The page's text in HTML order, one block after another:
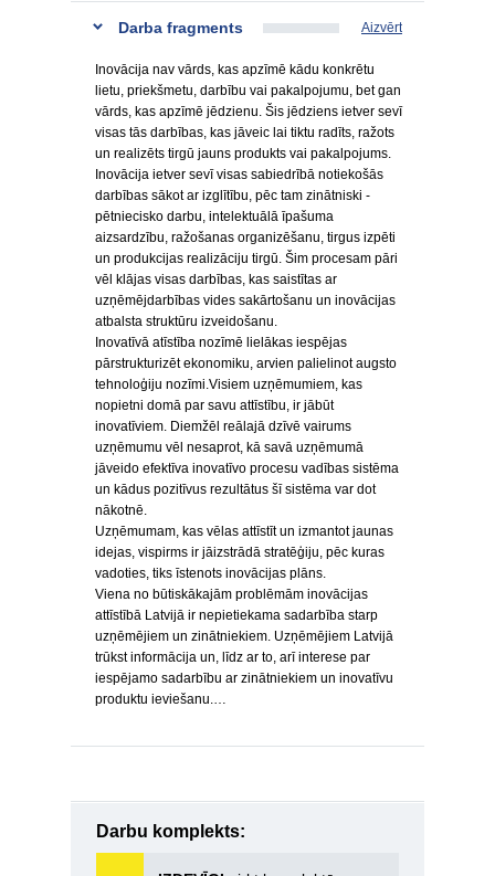
Darba fragments Aizvērt
Inovācija nav vārds, kas apzīmē kādu konkrētu
lietu, priekšmetu, darbību vai pakalpojumu, bet gan
vārds, kas apzīmē jēdzienu. Šis jēdziens ietver sevī
visas tās darbības, kas jāveic lai tiktu radīts, ražots
un realizēts tirgū jauns produkts vai pakalpojums.
Inovācija ietver sevī visas sabiedrībā notiekošās
darbības sākot ar izglītību, pēc tam zinātniski -
pētniecisko darbu, intelektuālā īpašuma
aizsardzību, ražošanas organizēšanu, tirgus izpēti
un produkcijas realizāciju tirgū. Šim procesam pāri
vēl klājas visas darbības, kas saistītas ar
uzņēmējdarbības vides sakārtošanu un inovācijas
atbalsta struktūru izveidošanu.
Inovatīvā atīstība nozīmē lielākas iespējas
pārstrukturizēt ekonomiku, arvien palielinot augsto
tehnoloģiju nozīmi.Visiem uzņēmumiem, kas
nopietni domā par savu attīstību, ir jābūt
inovatīviem. Diemžēl reālajā dzīvē vairums
uzņēmumu vēl nesaprot, kā savā uzņēmumā
jāveido efektīva inovatīvo procesu vadības sistēma
un kādus pozitīvus rezultātus šī sistēma var dot
nākotnē.
Uzņēmumam, kas vēlas attīstīt un izmantot jaunas
idejas, vispirms ir jāizstrādā stratēģiju, pēc kuras
vadoties, tiks īstenots inovācijas plāns.
Viena no būtiskākajām problēmām inovācijas
attīstībā Latvijā ir nepietiekama sadarbība starp
uzņēmējiem un zinātniekiem. Uzņēmējiem Latvijā
trūkst informācija un, līdz ar to, arī interese par
iespējamo sadarbību ar zinātniekiem un inovatīvu
produktu ieviešanu.…
Darbu komplekts: